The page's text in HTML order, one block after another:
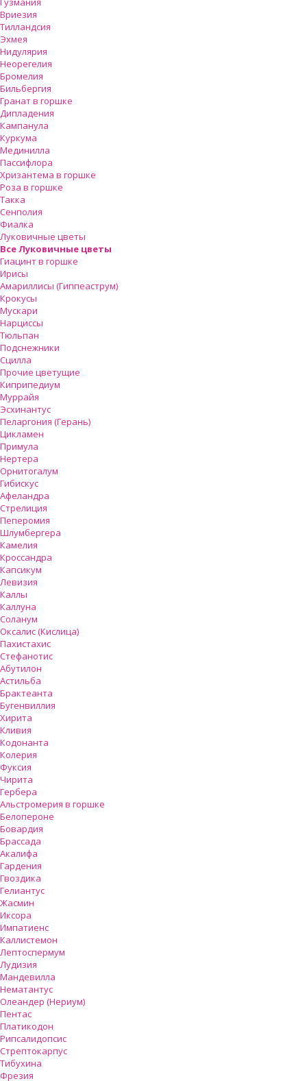
Вриезия
Тилландсия
Эхмея
Нидулярия
Неорегелия
Бромелия
Бильбергия
Гранат в горшке
Дипладения
Кампанула
Куркума
Мединилла
Пассифлора
Хризантема в горшке
Роза в горшке
Такка
Сенполия
Фиалка
Луковичные цветы
Все Луковичные цветы
Гиацинт в горшке
Ирисы
Амариллисы (Гиппеаструм)
Крокусы
Мускари
Нарциссы
Тюльпан
Подснежники
Сцилла
Прочие цветущие
Киприпедиум
Муррайя
Эсхинантус
Пеларгония (Герань)
Цикламен
Примула
Нертера
Орнитогалум
Гибискус
Афеландра
Стрелиция
Пеперомия
Шлумбергера
Камелия
Кроссандра
Капсикум
Левизия
Каллы
Каллуна
Соланум
Оксалис (Кислица)
Пахистахис
Стефанотис
Абутилон
Астильба
Брактеанта
Бугенвиллия
Хирита
Кливия
Кодонанта
Колерия
Фуксия
Чирита
Гербера
Альстромерия в горшке
Белопероне
Бовардия
Брассада
Акалифа
Гардения
Гвоздика
Гелиантус
Жасмин
Иксора
Импатиенс
Каллистемон
Лептоспермум
Лудизия
Мандевилла
Нематантус
Олеандер (Нериум)
Пентас
Платикодон
Рипсалидопсис
Стрептокарпус
Тибухина
Фрезия